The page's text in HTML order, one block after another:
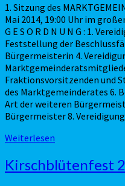
1. Sitzung des
Mai 2014, 19:00 Uhr im
G E S O R D N U N G : 1.
Feststellung der
Bürgermeisterin 4.
Fraktionsvorsitzenden und
des Marktgemeinderates 6.
Art der weiteren
Bürgermeister 8.
Weiterlesen
Kirschblütenfest
2014
Kirschblütenfest